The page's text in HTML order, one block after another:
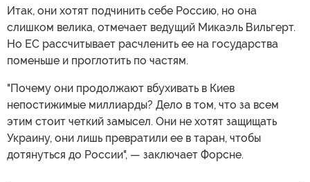
Итак, они хотят подчинить себе Россию, но она
слишком велика, отмечает ведущий Микаэль Вильгерт.
Но ЕС рассчитывает расчленить ее на государства
поменьше и проглотить по частям.
"Почему они продолжают вбухивать в Киев
непостижимые миллиарды? Дело в том, что за всем
этим стоит четкий замысел. Они не хотят защищать
Украину, они лишь превратили ее в таран, чтобы
дотянуться до России", — заключает Форсне.